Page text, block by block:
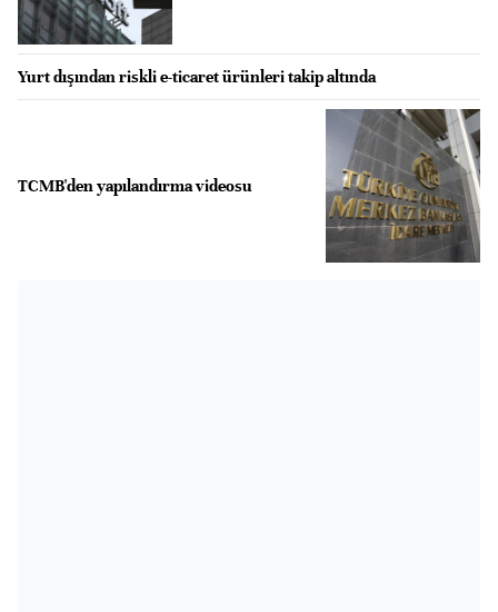
Yurt dışından riskli e-ticaret ürünleri takip altında
TCMB'den yapılandırma videosu